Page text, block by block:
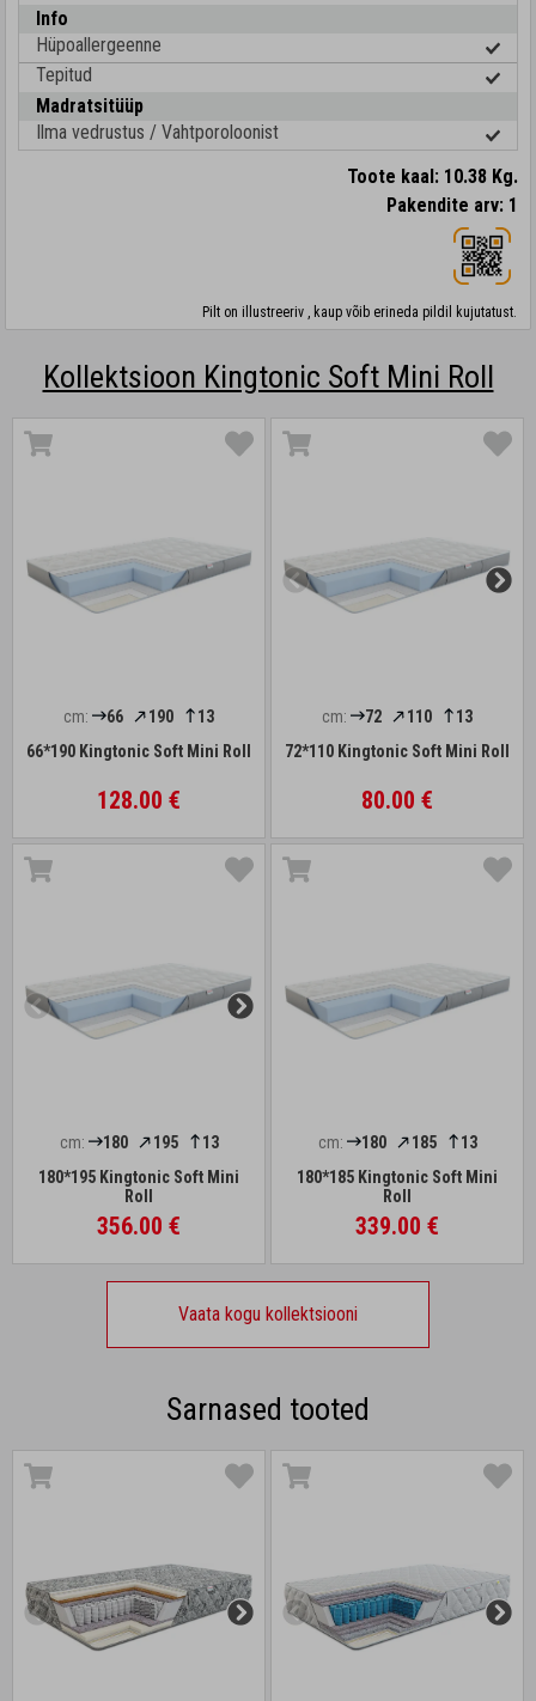
Info
Hüpoallergeenne
Tepitud
Madratsitüüp
Ilma vedrustus / Vahtporoloonist
Toote kaal: 10.38 Kg.
Pakendite arv: 1
Pilt on illustreeriv , kaup võib erineda pildil kujutatust.
Kollektsioon Kingtonic Soft Mini Roll
cm: 66 190
13
66*190 Kingtonic Soft Mini Roll
128.00 €
cm: 72 110
13
72*110 Kingtonic Soft Mini Roll
80.00 €
cm: 180 195
13
180*195 Kingtonic Soft Mini
Roll
356.00 €
cm: 180 185
13
180*185 Kingtonic Soft Mini
Roll
339.00 €
Vaata kogu kollektsiooni
Sarnased tooted